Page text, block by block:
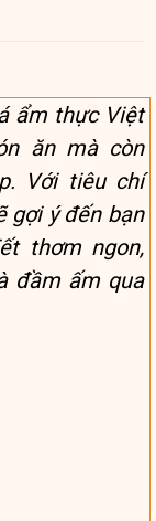
ẩm thực Việt
ăn mà còn
Với tiêu chí
gợi ý đến bạn
thơm ngon,
đầm ấm qua